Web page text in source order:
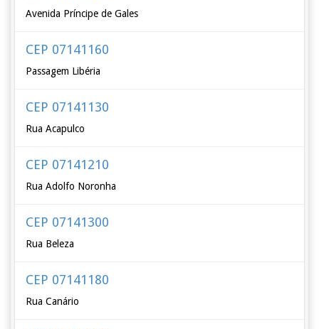
Avenida Príncipe de Gales
CEP 07141160
Passagem Libéria
CEP 07141130
Rua Acapulco
CEP 07141210
Rua Adolfo Noronha
CEP 07141300
Rua Beleza
CEP 07141180
Rua Canário